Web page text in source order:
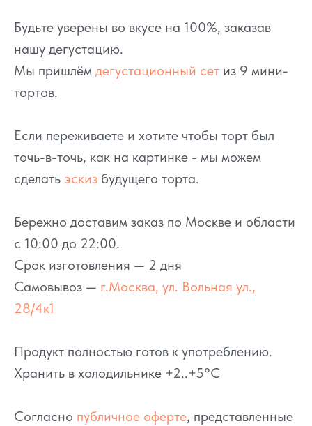
Будьте уверены во вкусе на 100%, заказав
нашу дегустацию.
Мы пришлём дегустационный сет из 9 мини-
тортов.
Если переживаете и хотите чтобы торт был
точь-в-точь, как на картинке - мы можем
сделать эскиз будущего торта.
Бережно доставим заказ по Москве и области
с 10:00 до 22:00.
Срок изготовления — 2 дня
Самовывоз — г.Москва, ул. Вольная ул.,
28/4к1
Продукт полностью готов к употреблению.
Хранить в холодильнике +2..+5°C
Согласно публичное оферте, представленные